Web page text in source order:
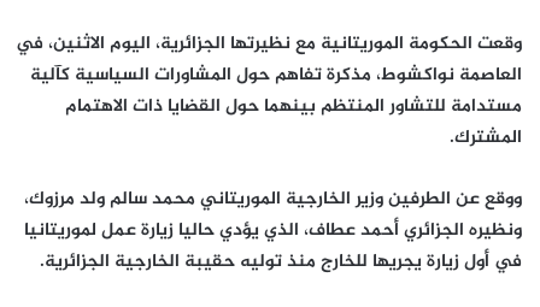
وقعت الحكومة الموريتانية مع نظيرتها الجزائرية، اليوم الاثنين، في
العاصمة نواكشوط، مذكرة تفاهم حول المشاورات السياسية كآلية
مستدامة للتشاور المنتظم بينهما حول القضايا ذات الاهتمام
المشترك.
ووقع عن الطرفين وزير الخارجية الموريتاني محمد سالم ولد مرزوك،
ونظيره الجزائري أحمد عطاف، الذي يؤدي حاليا زيارة عمل لموريتانيا
في أول زيارة يجريها للخارج منذ توليه حقيبة الخارجية الجزائرية.